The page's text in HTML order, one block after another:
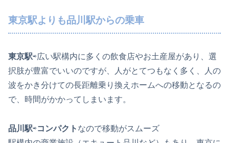
東京駅よりも品川駅からの乗車
東京駅⇨広い駅構内に多くの飲食店やお土産屋があり、選
択肢が豊富でいいのですが、人がとてつもなく多く、人の
波をかき分けての長距離乗り換えホームへの移動となるの
で、時間がかかってしまいます。
品川駅⇨コンパクト なので移動がスムーズ